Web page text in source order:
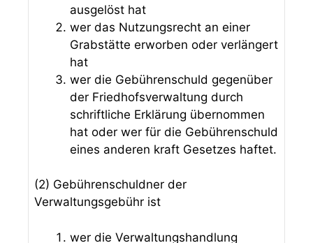
ausgelöst hat
wer das Nutzungsrecht an einer
Grabstätte erworben oder verlängert
hat
wer die Gebührenschuld gegenüber
der Friedhofsverwaltung durch
schriftliche Erklärung übernommen
hat oder wer für die Gebührenschuld
eines anderen kraft Gesetzes haftet.
(2) Gebührenschuldner der
Verwaltungsgebühr ist
wer die Verwaltungshandlung